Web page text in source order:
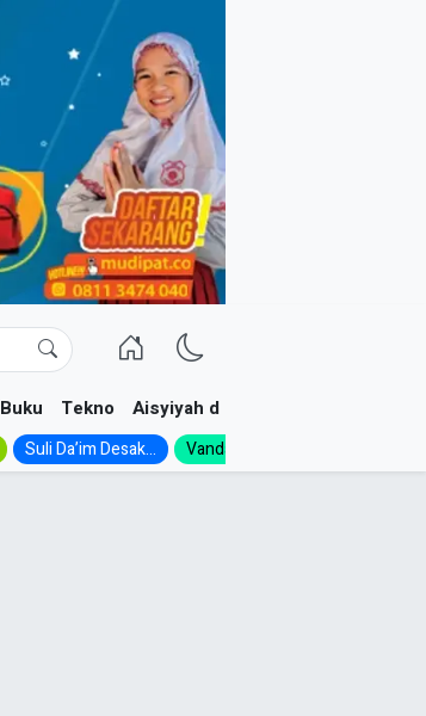
Buku Tekno Aisyiyah dan NA
Suli Da’im Desak... Vanda, Siswa SMK...